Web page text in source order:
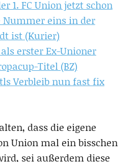
1. FC Union jetzt schon
Nummer eins in der
ist (Kurier)
erster Ex-Unioner
Titel (BZ)
Verbleib nun fast fix
dass die eigene
Union mal ein bisschen
sei außerdem diese